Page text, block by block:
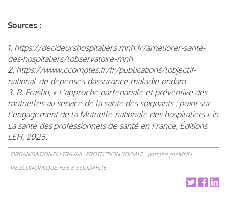
Sources :
1. https://decideurshospitaliers.mnh.fr/ameliorer-sante-
des-hospitaliers/lobservatoire-mnh
2. https://www.ccomptes.fr/fr/publications/lobjectif-
national-de-depenses-dassurance-maladie-ondam
3. B. Fraslin, « L’approche partenariale et préventive des
mutuelles au service de la santé des soignants : point sur
l’engagement de la Mutuelle nationale des hospitaliers » in
La santé des professionnels de santé en France, Éditions
LEH, 2025.
ORGANISATION DU TRAVAIL PROTECTION SOCIALE parrainé parMNH
VIE ÉCONOMIQUE, RSE & SOLIDARITÉ